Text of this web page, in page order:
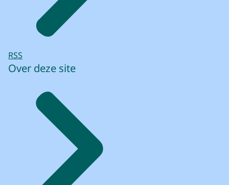
RSS
Over deze site